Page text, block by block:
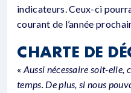
indicateurs. Ceux-ci
courant de l’année
CHARTE DE
« Aussi nécessaire soit-elle,
temps. De plus, si nous